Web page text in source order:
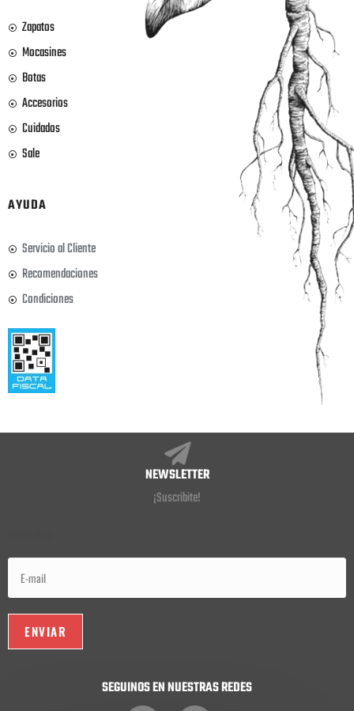
Zapatos
Mocasines
Botas
Accesorios
Cuidados
Sale
AYUDA
Servicio al Cliente
Recomendaciones
Condiciones
NEWSLETTER
¡Suscribite!
SEGUINOS EN NUESTRAS REDES